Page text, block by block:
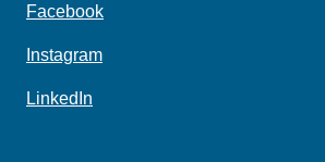
Facebook
Instagram
LinkedIn